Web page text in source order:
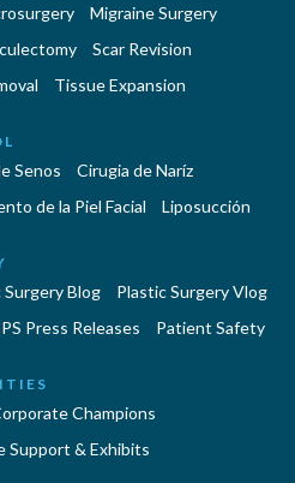
Migraine Surgery
Scar Revision
Tissue Expansion
Senos
Cirugia de Naríz
de la Piel Facial Liposucción
Surgery Blog
Plastic Surgery Vlog
Press Releases Patient Safety
Champions
Support & Exhibits